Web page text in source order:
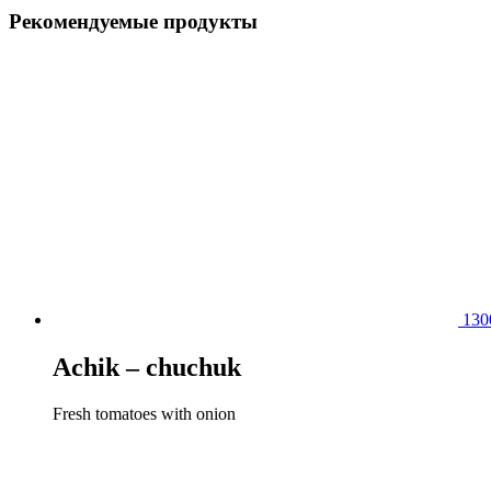
Рекомендуемые продукты
Achik – chuchuk
Fresh tomatoes with onion